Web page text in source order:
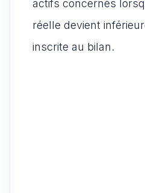
actifs concernés
réelle devient
inscrite au bilan.